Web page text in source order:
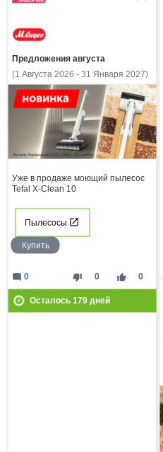
Предложения августа
(1 Августа 2026 - 31 Января 2027)
Уже в продаже моющий пылесос
Tefal X-Clean 10
Пылесосы
Купить
thumb_down 0 thumb_up 0
mode_comment 0
Осталось 179дней